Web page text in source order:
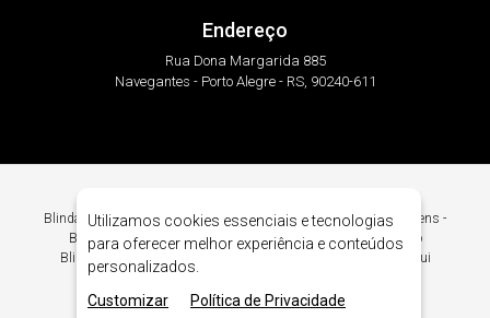
Endereço
Rua Dona Margarida 885
Navegantes - Porto Alegre - RS, 90240-611
Blindagem Automotiva para Jeep em Porto Alegre. Intacto Blindagens -
Blindagem Automotiva para Jeep em Porto Alegre. Procurando
Blindagem Automotiva para Jeep em Porto Alegre? Encontre Aqui
Blindagem Automotiva Nível III-A em Porto Alegre.
Utilizamos cookies essenciais e tecnologias
para oferecer melhor experiência e conteúdos
personalizados.
Customizar
Política de Privacidade